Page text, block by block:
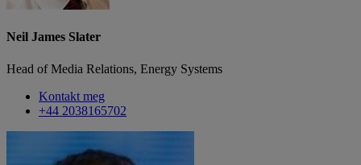
Neil James Slater
Head of Media Relations, Energy Systems
Kontakt meg
+44 2038165702